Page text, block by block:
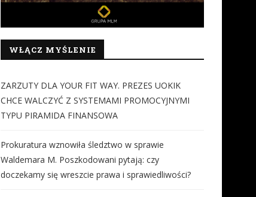
WŁĄCZ MYŚLENIE
ZARZUTY DLA YOUR FIT WAY. PREZES UOKIK
CHCE WALCZYĆ Z SYSTEMAMI PROMOCYJNYMI
TYPU PIRAMIDA FINANSOWA
Prokuratura wznowiła śledztwo w sprawie
Waldemara M. Poszkodowani pytają: czy
doczekamy się wreszcie prawa i sprawiedliwości?